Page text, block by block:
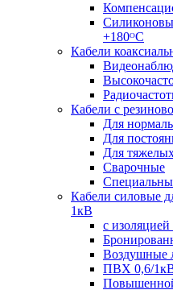
+180ᴼС
Кабели
Кабели с
Для
Для
Для
Сварочные
Кабели силовые
1кВ
c
Воздушные
ПВХ 0,6/